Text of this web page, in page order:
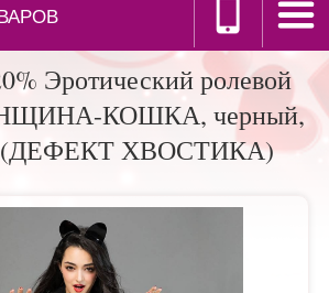
Эротический ролевой
КОШКА, черный,
(ДЕФЕКТ ХВОСТИКА)